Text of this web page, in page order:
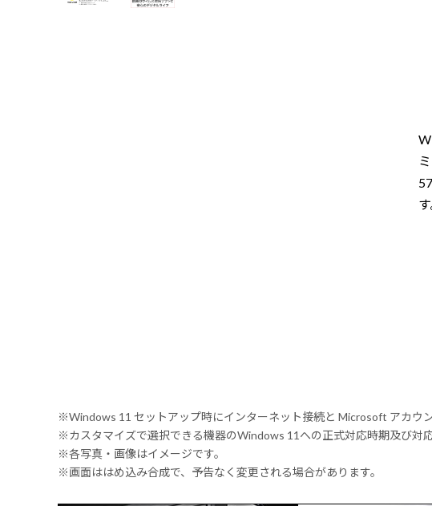
す
※Windows 11 セットアップ時にインターネット接続と Microsoft アカウン
※カスタマイズで選択できる機器のWindows 11への正式対応時期及び対
※各写真・画像はイメージです。
※画面ははめ込み合成で、予告なく変更される場合があります。